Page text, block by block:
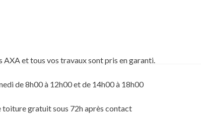
AXA et tous vos travaux sont pris en garanti.
de 8h00 à 12h00 et de 14h00 à 18h00
gratuit sous 72h après contact